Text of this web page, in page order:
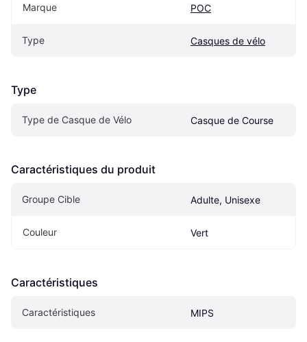
Marque POC
Type Casques de vélo
Type
Type de Casque de Vélo Casque de Course
Caractéristiques du produit
Groupe Cible Adulte, Unisexe
Couleur Vert
Caractéristiques
Caractéristiques MIPS